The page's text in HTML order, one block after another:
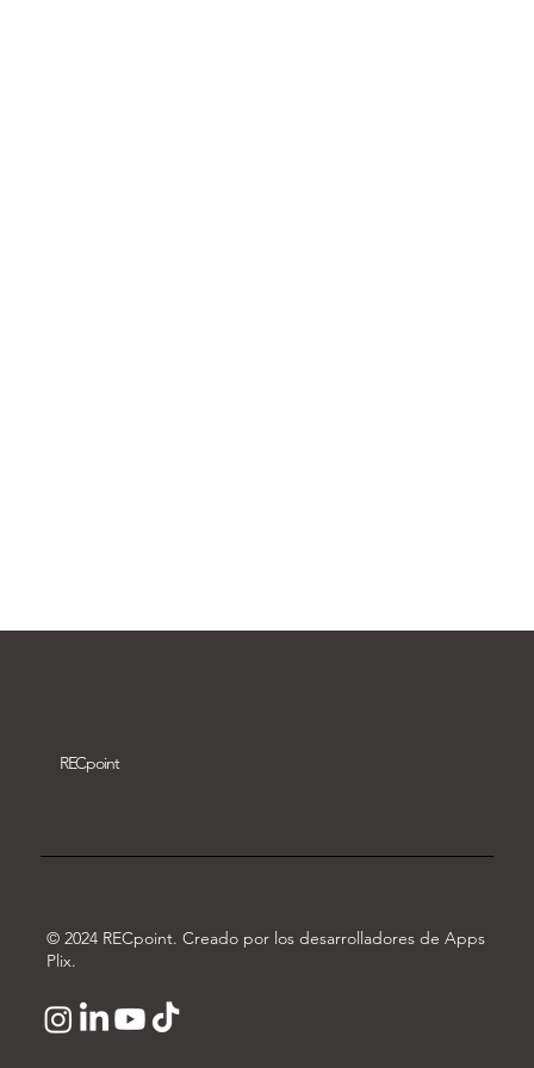
RECpoint
© 2024 RECpoint. Creado por los desarrolladores de Apps
Plix.